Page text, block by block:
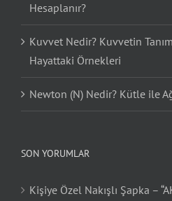
Hesaplanır?
Kuvvet Nedir? Kuvvetin
Hayattaki Örnekleri
Newton (N) Nedir? Kütle ile
SON YORUMLAR
Kişiye Özel Nakışlı Şapka –